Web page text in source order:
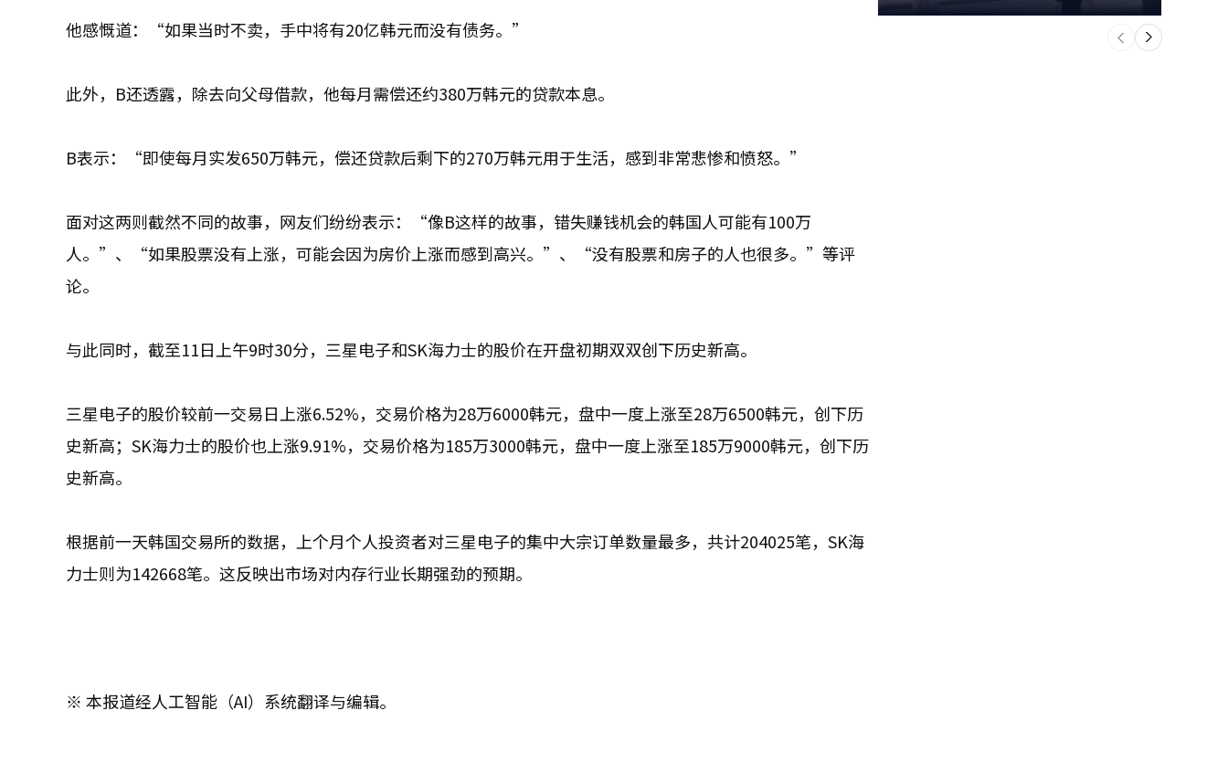
他感慨道：“如果当时不卖，手中将有20亿韩元而没有债务。”
此外，B还透露，除去向父母借款，他每月需偿还约380万韩元的贷款本息。
B表示：“即使每月实发650万韩元，偿还贷款后剩下的270万韩元用于生活，感到非常悲惨和愤怒。”
面对这两则截然不同的故事，网友们纷纷表示：“像B这样的故事，错失赚钱机会的韩国人可能有100万
人。”、“如果股票没有上涨，可能会因为房价上涨而感到高兴。”、“没有股票和房子的人也很多。”等评
论。
与此同时，截至11日上午9时30分，三星电子和SK海力士的股价在开盘初期双双创下历史新高。
三星电子的股价较前一交易日上涨6.52%，交易价格为28万6000韩元，盘中一度上涨至28万6500韩元，创下历
史新高；SK海力士的股价也上涨9.91%，交易价格为185万3000韩元，盘中一度上涨至185万9000韩元，创下历
史新高。
根据前一天韩国交易所的数据，上个月个人投资者对三星电子的集中大宗订单数量最多，共计204025笔，SK海
力士则为142668笔。这反映出市场对内存行业长期强劲的预期。
※ 本报道经人工智能（AI）系统翻译与编辑。
下
一
个